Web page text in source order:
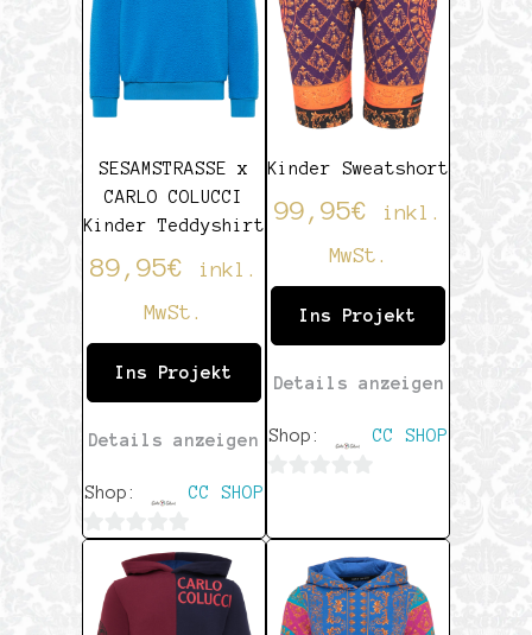
SESAMSTRASSE x
CARLO COLUCCI
Kinder Teddyshirt
89,95€
inkl.
MwSt.
Ins Projekt
Details anzeigen
Shop: CC SHOP
0
von
Kinder Sweatshort
99,95€
inkl.
MwSt.
Ins Projekt
Details anzeigen
Shop: CC SHOP